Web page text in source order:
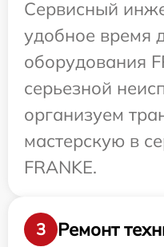
Сервисный
удобное время
оборудования
серьезной
организуем
мастерскую в
FRANKE.
3
Ремонт